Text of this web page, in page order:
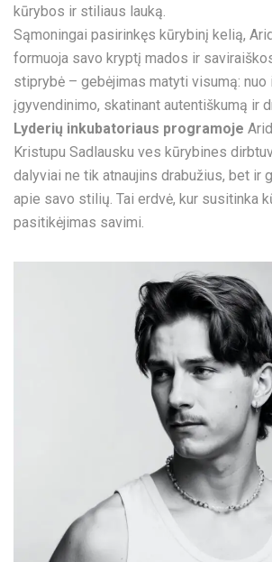
kūrybos ir stiliaus lauką.
Sąmoningai pasirinkęs kūrybinį kelią,
formuoja savo kryptį mados ir
stiprybė – gebėjimas matyti visumą: nuo
įgyvendinimo, skatinant autentiškumą ir
Lyderių inkubatoriaus programoje
Kristupu Sadlausku ves kūrybines
dalyviai ne tik atnaujins drabužius, bet ir
apie savo stilių. Tai erdvė, kur susitinka
pasitikėjimas savimi.